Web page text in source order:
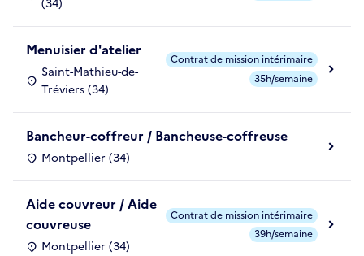
(34)
Menuisier d'atelier
Saint-Mathieu-de-
Tréviers (34)
Contrat de mission intérimaire
35h/semaine
Bancheur-coffreur / Bancheuse-coffreuse
Montpellier (34)
Aide couvreur / Aide
couvreuse
Montpellier (34)
Contrat de mission intérimaire
39h/semaine